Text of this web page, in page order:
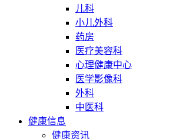
儿科
小儿外科
药房
医疗美容科
心理健康中心
医学影像科
外科
中医科
健康信息
健康资讯